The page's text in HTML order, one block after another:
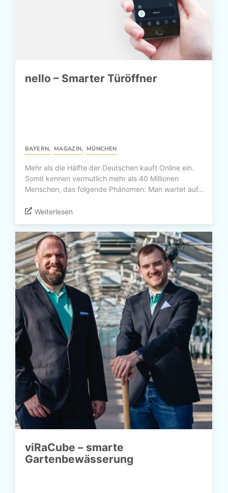
nello – Smarter Türöffner
BAYERN, MAGAZIN, MÜNCHEN
Mehr als die Hälfte der Deutschen kauft Online ein.
Somit kennen vermutlich mehr als 40 Millionen
Menschen, das folgende Phänomen: Man wartet auf...
Weiterlesen
viRaCube – smarte
Gartenbewässerung